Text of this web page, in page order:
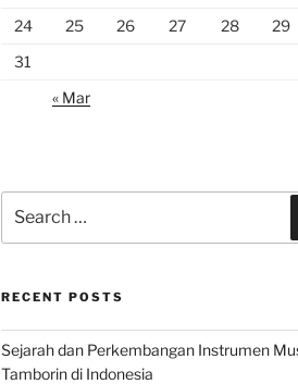
24
25 26 27 28 29
31
« Mar
for:
RECENT POSTS
Sejarah dan Perkembangan Instrumen
Tamborin di Indonesia